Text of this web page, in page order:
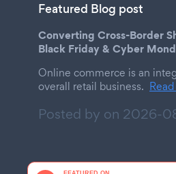
Featured Blog post
Converting Cross-Border
Black Friday & Cyber
Online commerce is an
overall retail business.
Posted by on 2026-